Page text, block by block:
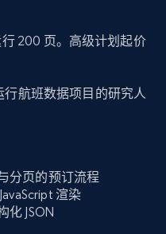
200 页。高级计划起价
航班数据项目的研究人
分页的预订流程
渲染
化 JSON